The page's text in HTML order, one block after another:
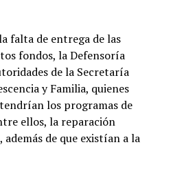
falta de entrega de las
fondos, la Defensoría
de la Secretaría
y Familia, quienes
los programas de
ellos, la reparación
además de que existían a la